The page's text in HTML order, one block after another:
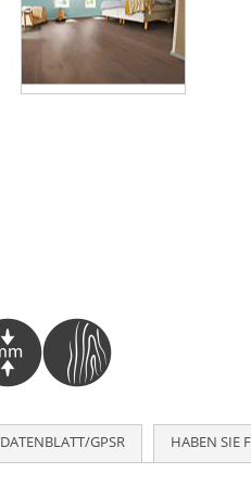
DATENBLATT/GPSR HABEN SIE